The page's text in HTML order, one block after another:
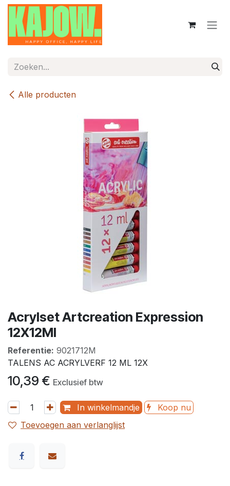
Overslaan naar inhoud
Alle producten
Acrylset Artcreation Expression
12X12Ml
Referentie: 9021712M
TALENS AC ACRYLVERF 12 ML 12X
10,39 € Exclusief btw
In winkelmandje
Koop nu
Toevoegen aan verlanglijst